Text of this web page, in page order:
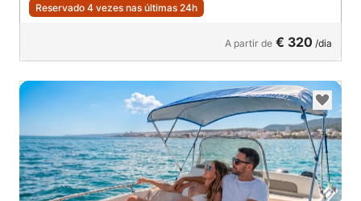
Reservado 4 vezes nas últimas 24h
A partir de € 320 /dia